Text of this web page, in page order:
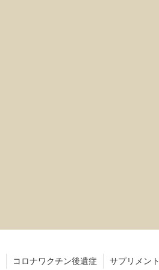
コロナワクチン後遺症 サプリメント